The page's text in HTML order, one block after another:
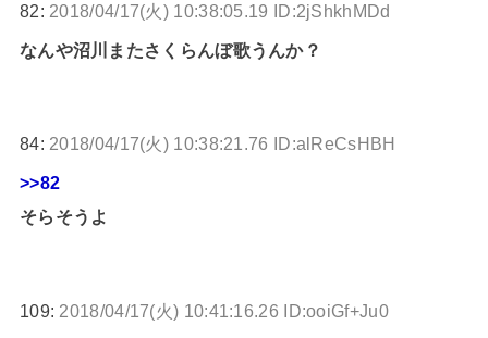
82: 2018/04/17(火) 10:38:05.19 ID:2jShkhMDd
なんや沼川またさくらんぼ歌うんか？
84: 2018/04/17(火) 10:38:21.76 ID:alReCsHBH
>>82
そらそうよ
109: 2018/04/17(火) 10:41:16.26 ID:ooiGf+Ju0